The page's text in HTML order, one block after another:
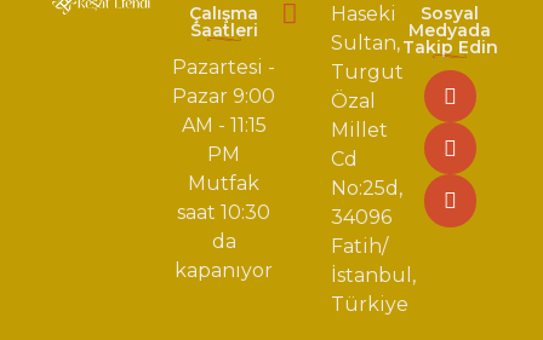
Çalışma
Saatleri
Pazartesi -
Pazar 9:00
AM - 11:15
PM
Mutfak
saat 10:30
da
kapanıyor
Haseki
Sultan,
Turgut
Özal
Millet
Cd
No:25d,
34096
Fatih/
İstanbul,
Türkiye
Sosyal
Medyada
Takip Edin